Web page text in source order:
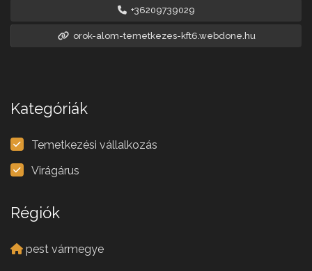
+36209739029
orok-alom-temetkezes-kft6.webdone.hu
Kategóriák
Temetkezési vállalkozás
Virágárus
Régiók
pest vármegye